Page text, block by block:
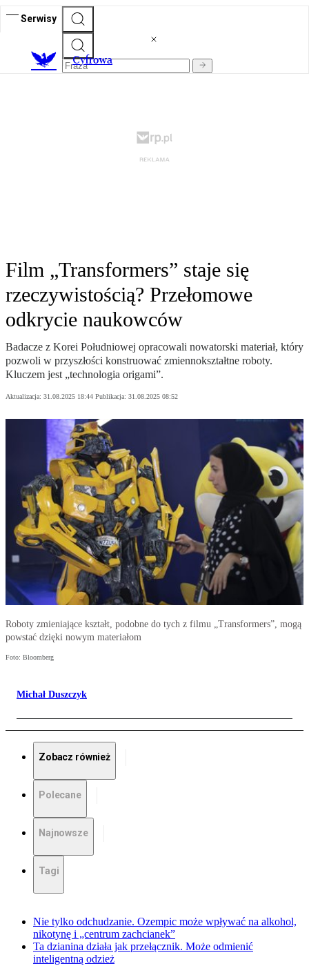
Serwisy
Cyfrowa
Film „Transformers” staje się
rzeczywistością? Przełomowe
odkrycie naukowców
Badacze z Korei Południowej opracowali nowatorski materiał, który
pozwoli w przyszłości konstruować zmiennokształtne roboty.
Kluczem jest „technologia origami”.
Aktualizacja: 31.08.2025 18:44 Publikacja: 31.08.2025 08:52
Roboty zmieniające kształt, podobne do tych z filmu „Transformers”, mogą
powstać dzięki nowym materiałom
Foto: Bloomberg
Michał Duszczyk
Zobacz również
Polecane
Najnowsze
Tagi
Nie tylko odchudzanie. Ozempic może wpływać na alkohol,
nikotynę i „centrum zachcianek”
Ta dzianina działa jak przełącznik. Może odmienić
inteligentną odzież